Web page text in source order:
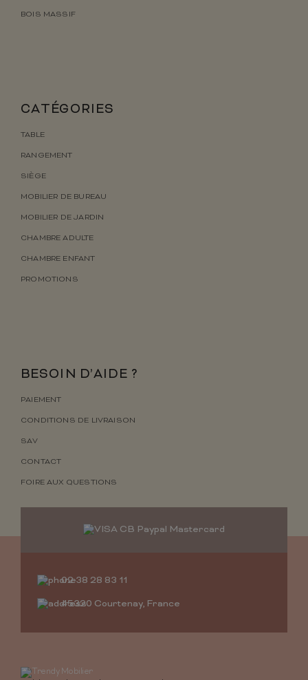
BOIS MASSIF
CATÉGORIES
TABLE
RANGEMENT
SIÈGE
MOBILIER DE BUREAU
MOBILIER DE JARDIN
CHAMBRE ADULTE
CHAMBRE ENFANT
PROMOTIONS
BESOIN D’AIDE ?
PAIEMENT
CONDITIONS DE LIVRAISON
SAV
CONTACT
FOIRE AUX QUESTIONS
02 38 28 83 11
45320 Courtenay, France